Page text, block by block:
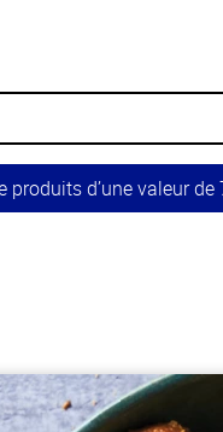
d’une valeur